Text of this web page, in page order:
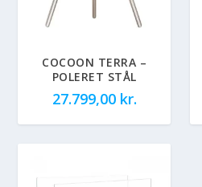
COCOON TERRA –
POLERET STÅL
27.799,00 kr.